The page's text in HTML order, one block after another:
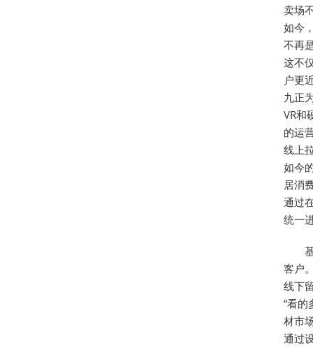
卖场
如今
不再
这不
户更
九正
VR和
的运
线上
如今
居消
通过
统一
客户
线下
“看
材市
通过